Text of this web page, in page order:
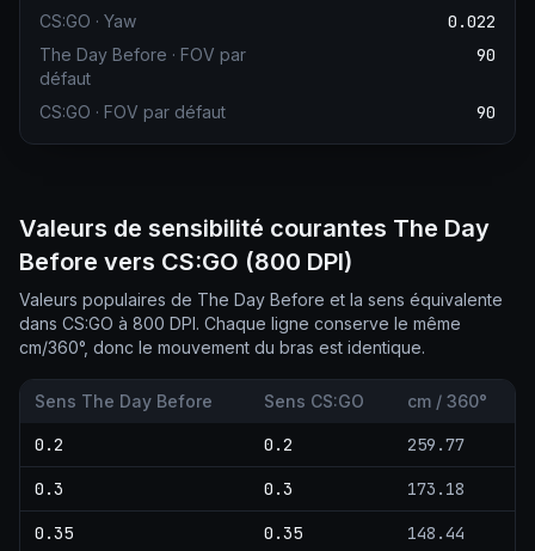
CS:GO · Yaw 0.022
The Day Before · FOV par
défaut
90
CS:GO · FOV par défaut 90
Valeurs de sensibilité courantes The Day
Before vers CS:GO (800 DPI)
Valeurs populaires de The Day Before et la sens équivalente
dans CS:GO à 800 DPI. Chaque ligne conserve le même
cm/360°, donc le mouvement du bras est identique.
Sens The Day Before Sens CS:GO cm / 360°
0.2 0.2 259.77
0.3 0.3 173.18
0.35 0.35 148.44